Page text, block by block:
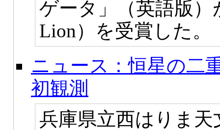
ゲータ」（英語版）
Lion）を受賞した。
ニュース：恒星の二
初観測
兵庫県立西はりま